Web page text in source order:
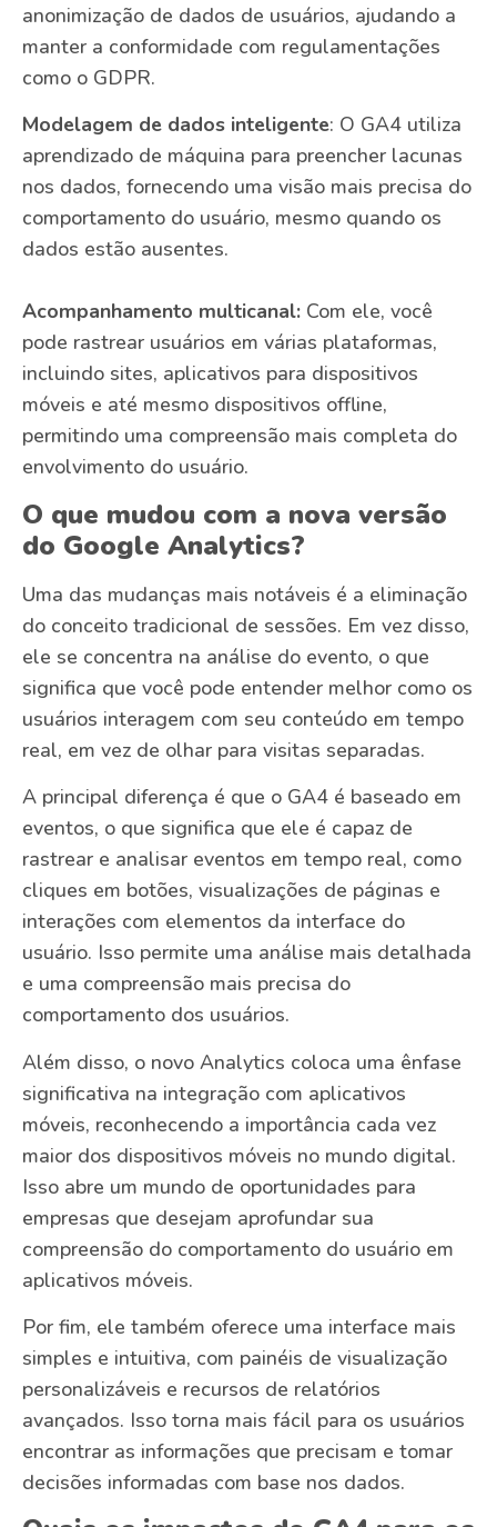
anonimização de dados de usuários, ajudando a
manter a conformidade com regulamentações
como o GDPR.
Modelagem de dados inteligente: O GA4 utiliza
aprendizado de máquina para preencher lacunas
nos dados, fornecendo uma visão mais precisa do
comportamento do usuário, mesmo quando os
dados estão ausentes.
Acompanhamento multicanal: Com ele, você
pode rastrear usuários em várias plataformas,
incluindo sites, aplicativos para dispositivos
móveis e até mesmo dispositivos offline,
permitindo uma compreensão mais completa do
envolvimento do usuário.
O que mudou com a nova versão
do Google Analytics?
Uma das mudanças mais notáveis é a eliminação
do conceito tradicional de sessões. Em vez disso,
ele se concentra na análise do evento, o que
significa que você pode entender melhor como os
usuários interagem com seu conteúdo em tempo
real, em vez de olhar para visitas separadas.
A principal diferença é que o GA4 é baseado em
eventos, o que significa que ele é capaz de
rastrear e analisar eventos em tempo real, como
cliques em botões, visualizações de páginas e
interações com elementos da interface do
usuário. Isso permite uma análise mais detalhada
e uma compreensão mais precisa do
comportamento dos usuários.
Além disso, o novo Analytics coloca uma ênfase
significativa na integração com aplicativos
móveis, reconhecendo a importância cada vez
maior dos dispositivos móveis no mundo digital.
Isso abre um mundo de oportunidades para
empresas que desejam aprofundar sua
compreensão do comportamento do usuário em
aplicativos móveis.
Por fim, ele também oferece uma interface mais
simples e intuitiva, com painéis de visualização
personalizáveis e recursos de relatórios
avançados. Isso torna mais fácil para os usuários
encontrar as informações que precisam e tomar
decisões informadas com base nos dados.